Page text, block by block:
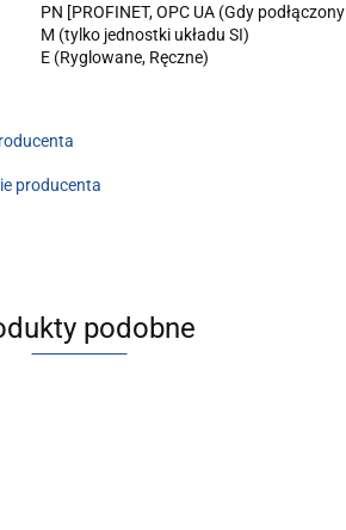
PN [PROFINET, OPC UA (Gdy
M (tylko jednostki układu SI)
E (Ryglowane, Ręczne)
producenta
podobne